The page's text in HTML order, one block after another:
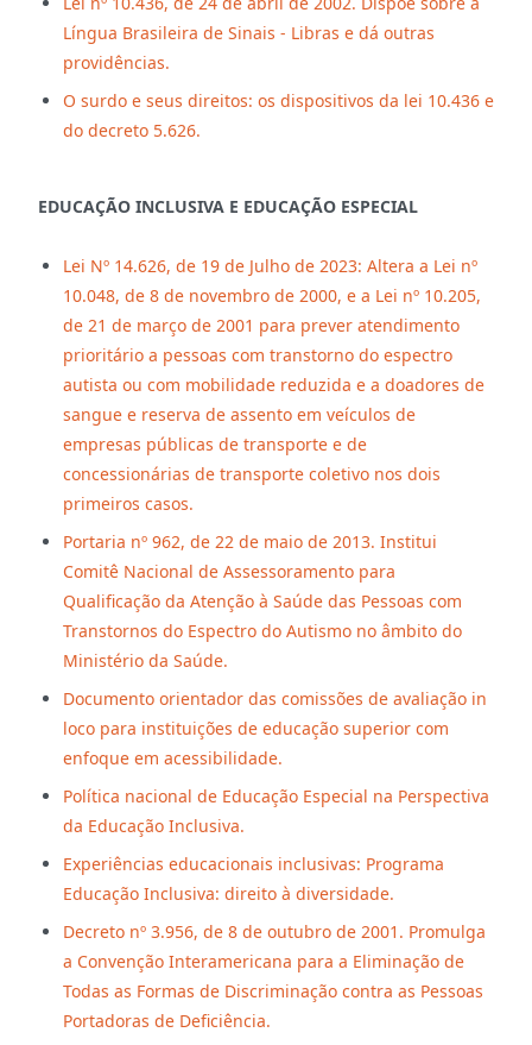
Língua Brasileira de Sinais - Libras e dá outras
providências.
O surdo e seus direitos: os dispositivos da lei 10.436 e
do decreto 5.626.
EDUCAÇÃO INCLUSIVA E EDUCAÇÃO ESPECIAL
Lei Nº 14.626, de 19 de Julho de 2023: Altera a Lei nº
10.048, de 8 de novembro de 2000, e a Lei nº 10.205,
de 21 de março de 2001 para prever atendimento
prioritário a pessoas com transtorno do espectro
autista ou com mobilidade reduzida e a doadores de
sangue e reserva de assento em veículos de
empresas públicas de transporte e de
concessionárias de transporte coletivo nos dois
primeiros casos.
Portaria nº 962, de 22 de maio de 2013. Institui
Comitê Nacional de Assessoramento para
Qualificação da Atenção à Saúde das Pessoas com
Transtornos do Espectro do Autismo no âmbito do
Ministério da Saúde.
Documento orientador das comissões de avaliação in
loco para instituições de educação superior com
enfoque em acessibilidade.
Política nacional de Educação Especial na Perspectiva
da Educação Inclusiva.
Experiências educacionais inclusivas: Programa
Educação Inclusiva: direito à diversidade.
Decreto nº 3.956, de 8 de outubro de 2001. Promulga
a Convenção Interamericana para a Eliminação de
Todas as Formas de Discriminação contra as Pessoas
Portadoras de Deficiência.